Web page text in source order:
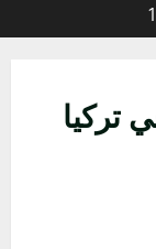
ترتفع 5% في تركيا